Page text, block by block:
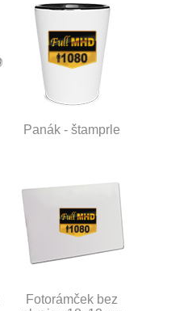
Panák - štamprle
Fotorámček bez